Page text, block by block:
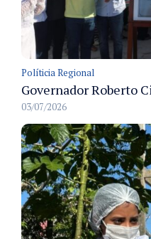
Políticia Regional
03/07/2026